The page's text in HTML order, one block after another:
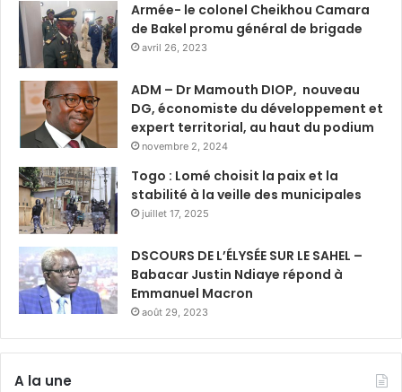
Armée- le colonel Cheikhou Camara
de Bakel promu général de brigade
avril 26, 2023
ADM – Dr Mamouth DIOP, nouveau
DG, économiste du développement et
expert territorial, au haut du podium
novembre 2, 2024
Togo : Lomé choisit la paix et la
stabilité à la veille des municipales
juillet 17, 2025
DSCOURS DE L’ÉLYSÉE SUR LE SAHEL –
Babacar Justin Ndiaye répond à
Emmanuel Macron
août 29, 2023
A la une